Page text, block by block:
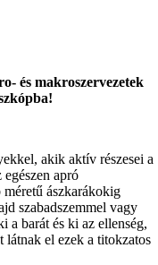
és makroszervezetek
akik aktív részesei a
apró
ászkarákokig
szabadszemmel vagy
a barát és ki az ellenség,
látnak el ezek a titokzatos